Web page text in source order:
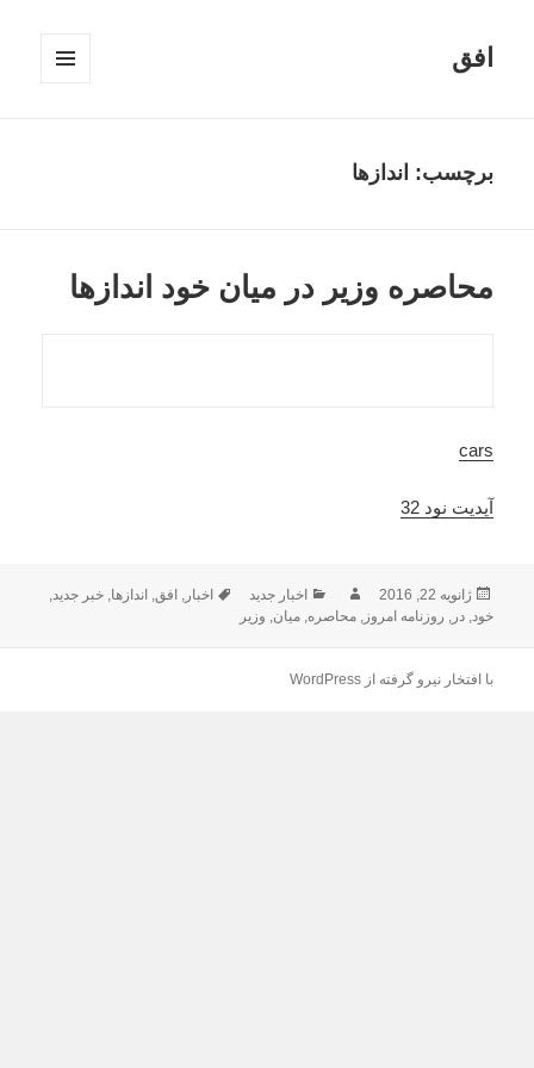
افق
برچسب: اندازها
محاصره وزیر در میان خود اندازها
cars
آپدیت نود 32
ارسال
شده
ژانویه 22, 2016 نویسندهدسته‌ها
اخبار جدید برچسب‌ها
اخبار, افق, اندازها,خبر جدید,
خود,در, روزنامه امروز,محاصره,میان, وزیر
با افتخار نیرو گرفته از WordPress